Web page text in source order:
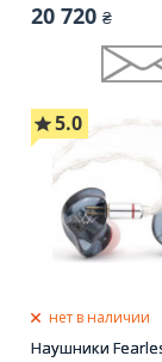
20 720 ₴
5.0
нет в наличии
Наушники